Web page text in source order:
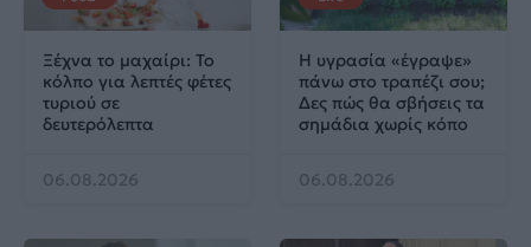
Ξέχνα το μαχαίρι: Το
κόλπο για λεπτές φέτες
τυριού σε
δευτερόλεπτα
06.08.2026
Η υγρασία «έγραψε»
πάνω στο τραπέζι σου;
Δες πώς θα σβήσεις τα
σημάδια χωρίς κόπο
06.08.2026